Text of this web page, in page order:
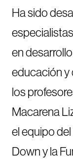
Ha sido
en
educación y
los
Macarena
el equipo
Down y la